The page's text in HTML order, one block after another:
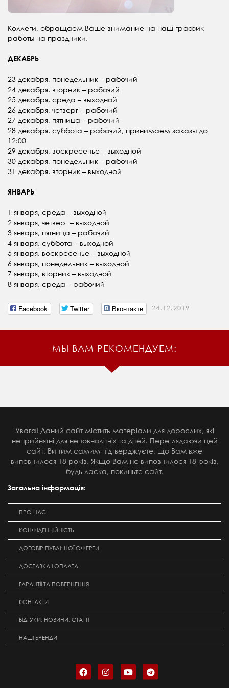
Коллеги, обращаем Ваше внимание на наш график
работы на праздники.
ДЕКАБРЬ
23 декабря, понедельник – рабочий
24 декабря, вторник – рабочий
25 декабря, среда – выходной
26 декабря, четверг – рабочий
27 декабря, пятница – рабочий
28 декабря, суббота – рабочий, принимаем заказы до
12:00
29 декабря, воскресенье – выходной
30 декабря, понедельник – рабочий
31 декабря, вторник – выходной
ЯНВАРЬ
1 января, среда – выходной
2 января, четверг – выходной
3 января, пятница – рабочий
4 января, суббота – выходной
5 января, воскресенье – выходной
6 января, понедельник – выходной
7 января, вторник – выходной
8 января, среда – рабочий
Facebook Twitter Вконтакте 24.12.2019
МЫ ВАМ РЕКОМЕНДУЕМ:
Увага! Даний сайт містить матеріали для дорослих, які
неприйнятні для неповнолітніх та дітей. Переглядаючи цей
сайт, Ви тим самим підтверджуєте, що Вам вже
виповнилося 18 років. Якщо Вам не виповнилося 18 років,
будь ласка, покиньте сайт.
Загальна інформація:
ПРО НАС
КОНФІДЕНЦІЙНІСТЬ
ДОГОВІР ПУБЛІЧНОЇ ОФЕРТИ
ДОСТАВКА І ОПЛАТА
ГАРАНТІЇ ТА ПОВЕРНЕННЯ
КОНТАКТИ
ВІДГУКИ, НОВИНИ, СТАТТІ
НАШІ БРЕНДИ